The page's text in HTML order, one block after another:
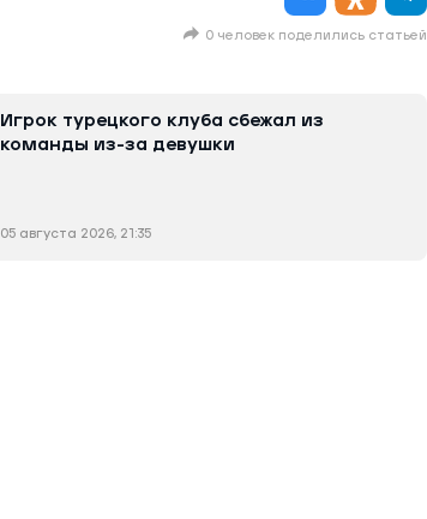
0 человек поделились статьей
Игрок турецкого клуба сбежал из
команды из-за девушки
05 августа 2026, 21:35